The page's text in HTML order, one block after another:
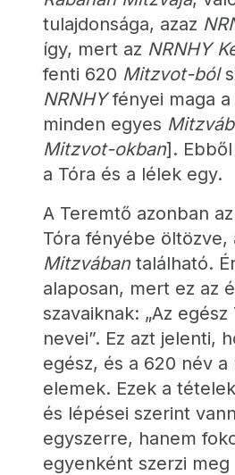
tulajdonsága, azaz
így, mert az NRNHY
fenti 620 Mitzvot-ból
NRNHY fényei maga a
minden egyes
Mitzvot-okban].
a Tóra és a lélek egy.
A Teremtő azonban az
Mitzvában található.
alaposan, mert ez az
szavaiknak: „Az
nevei”. Ez azt jelenti,
egész, és a 620 név a
elemek. Ezek a
és lépései szerint
egyszerre, hanem
egyenként szerzi meg